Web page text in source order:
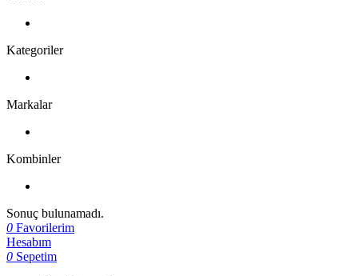
Kategoriler
Markalar
Kombinler
Sonuç bulunamadı.
0 Favorilerim
Hesabım
0 Sepetim